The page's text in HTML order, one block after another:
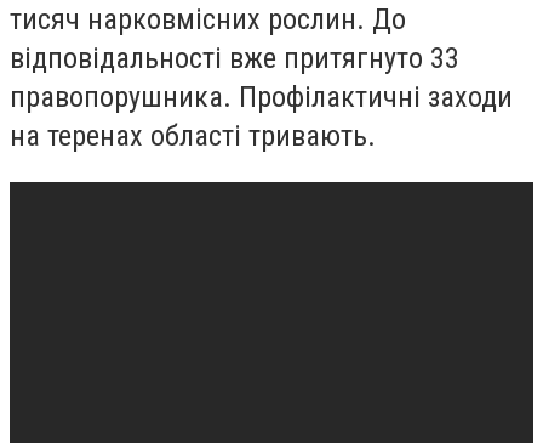
тисяч нарковмісних рослин. До
відповідальності вже притягнуто 33
правопорушника. Профілактичні заходи
на теренах області тривають.